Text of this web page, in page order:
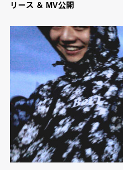
リース ＆ MV公開